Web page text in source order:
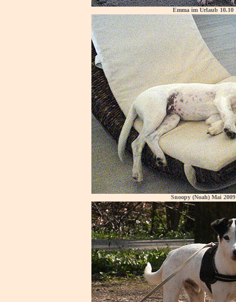
Emma im Urlaub 10.10
Snoopy (Noah) Mai 2009